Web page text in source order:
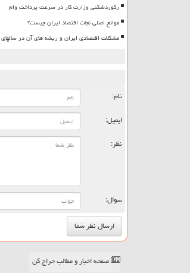
رکوردشکنی وزارت کار در سرعت پرداخت وام
موانع اصلی نجات اقتصاد ایران چیست؟
مشکلات اقتصادی ایران و ریشه های آن در سالهای
نام:
ایمیل:
نظر:
سوال:
صفحه اخبار و مطالب حراج کن